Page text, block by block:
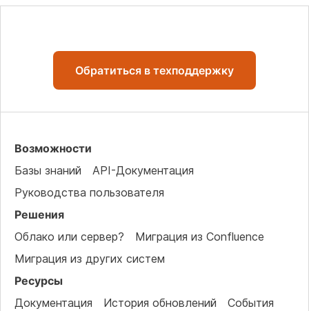
Обратиться в техподдержку
Возможности
Базы знаний
API-Документация
Руководства пользователя
Решения
Облако или сервер?
Миграция из Confluence
Миграция из других систем
Ресурсы
Документация
История обновлений
События